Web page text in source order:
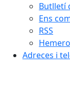
Butlletí
Ens
RSS
Adreces i